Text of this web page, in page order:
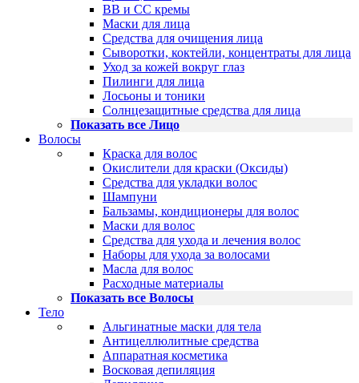
BB и CC кремы
Маски для лица
Средства для очищения лица
Сыворотки, коктейли, концентраты для лица
Уход за кожей вокруг глаз
Пилинги для лица
Лосьоны и тоники
Солнцезащитные средства для лица
Показать все Лицо
Волосы
Краска для волос
Окислители для краски (Оксиды)
Средства для укладки волос
Шампуни
Бальзамы, кондиционеры для волос
Маски для волос
Средства для ухода и лечения волос
Наборы для ухода за волосами
Масла для волос
Расходные материалы
Показать все Волосы
Тело
Альгинатные маски для тела
Антицеллюлитные средства
Аппаратная косметика
Восковая депиляция